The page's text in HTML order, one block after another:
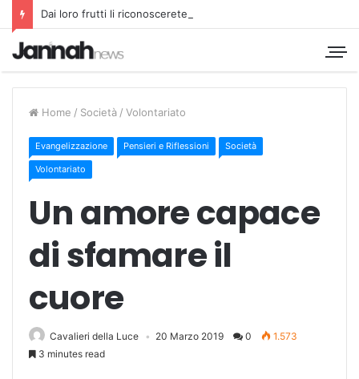
Dai loro frutti li riconoscerete
Home / Società / Volontariato
Evangelizzazione Pensieri e Riflessioni Società
Volontariato
Un amore capace
di sfamare il
cuore
Cavalieri della Luce 20 Marzo 2019 0
1.573
3 minutes read